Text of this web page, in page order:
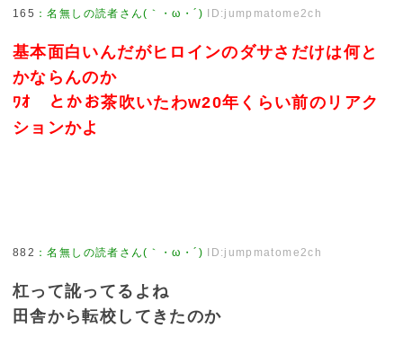
165 ：名無しの読者さん(｀・ω・´) ID:jumpmatome2ch
基本面白いんだがヒロインのダサさだけは何と
かならんのか
ﾜｵ とかお茶吹いたわw20年くらい前のリアク
ションかよ
882 ：名無しの読者さん(｀・ω・´) ID:jumpmatome2ch
杠って訛ってるよね
田舎から転校してきたのか